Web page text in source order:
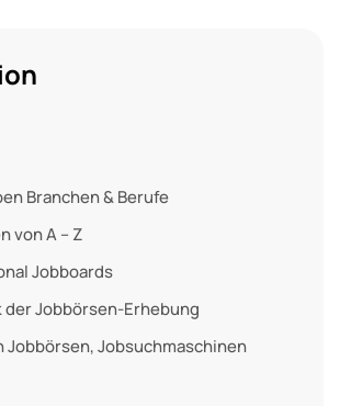
Branchen & Berufe
von A – Z
Jobboards
der Jobbörsen-Erhebung
Jobbörsen, Jobsuchmaschinen